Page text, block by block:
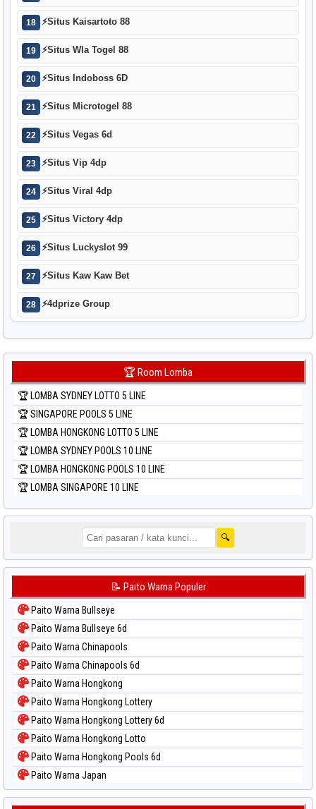
18 ⚡Situs Kaisartoto 88
19 ⚡Situs Wla Togel 88
20 ⚡Situs Indoboss 6D
21 ⚡Situs Microtogel 88
22 ⚡Situs Vegas 6d
23 ⚡Situs Vip 4dp
24 ⚡Situs Viral 4dp
25 ⚡Situs Victory 4dp
26 ⚡Situs Luckyslot 99
27 ⚡Situs Kaw Kaw Bet
28 ⚡4dprize Group
🏆 Room Lomba
🏆 LOMBA SYDNEY LOTTO 5 LINE
🏆 SINGAPORE POOLS 5 LINE
🏆 LOMBA HONGKONG LOTTO 5 LINE
🏆 LOMBA SYDNEY POOLS 10 LINE
🏆 LOMBA HONGKONG POOLS 10 LINE
🏆 LOMBA SINGAPORE 10 LINE
🔍
📝 Paito Warna Populer
Paito Warna Bullseye
Paito Warna Bullseye 6d
Paito Warna Chinapools
Paito Warna Chinapools 6d
Paito Warna Hongkong
Paito Warna Hongkong Lottery
Paito Warna Hongkong Lottery 6d
Paito Warna Hongkong Lotto
Paito Warna Hongkong Pools 6d
Paito Warna Japan
Paito Warna Japan 6d